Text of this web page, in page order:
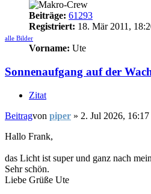
Beiträge: 61293
Registriert: 18. Mär 2011,
alle Bilder
Vorname: Ute
Sonnenaufgang auf der
Zitat
Beitragvon piper » 2. Jul 2026, 16:17
Hallo Frank,
das Licht ist super und ganz nach
Sehr schön.
Liebe Grüße Ute